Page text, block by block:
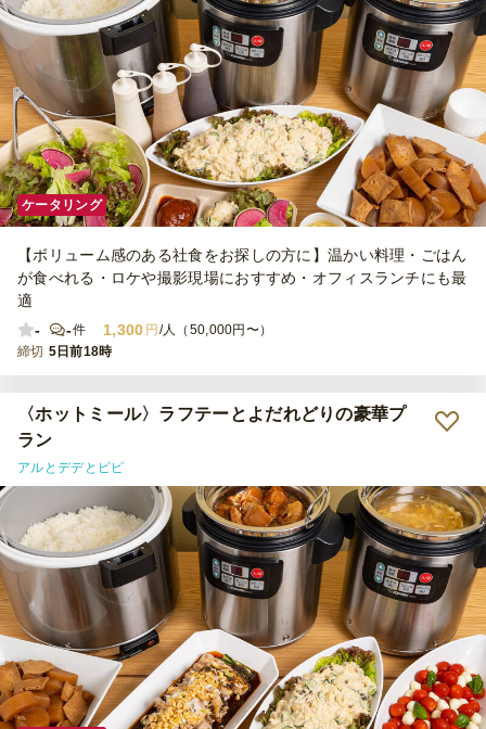
ケータリング
【ボリューム感のある社食をお探しの方に】温かい料理・ごはん
が食べれる・ロケや撮影現場におすすめ・オフィスランチにも最
適
-
-件 1,300 円 /人（50,000円〜）
締切 5日前18時
〈ホットミール〉ラフテーとよだれどりの豪華プ
ラン
アルとデデとピピ